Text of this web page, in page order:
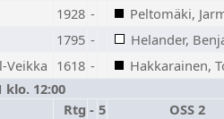
1928 -
Peltomäki,
1795 -
Helander,
Veikka 1618 -
Hakkarainen,
klo. 12:00
Rtg - 5
OSS 2